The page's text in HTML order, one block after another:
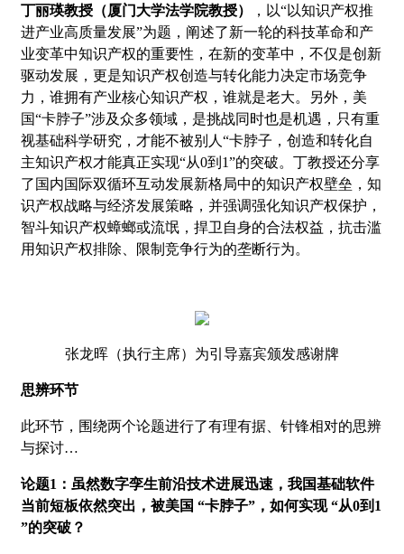
丁丽瑛教授（厦门大学法学院教授）
，以“以知识产权推
进产业高质量发展”为题，阐述了新一轮的科技革命和产
业变革中知识产权的重要性，在新的变革中，不仅是创新
驱动发展，更是知识产权创造与转化能力决定市场竞争
力，谁拥有产业核心知识产权，谁就是老大。另外，美
国“卡脖子”涉及众多领域，是挑战同时也是机遇，只有重
视基础科学研究，才能不被别人“卡脖子，创造和转化自
主知识产权才能真正实现“从0到1”的突破。丁教授还分享
了国内国际双循环互动发展新格局中的知识产权壁垒，知
识产权战略与经济发展策略，并强调强化知识产权保护，
智斗知识产权蟑螂或流氓，捍卫自身的合法权益，抗击滥
用知识产权排除、限制竞争行为的垄断行为。
张龙晖（执行主席）为引导嘉宾颁发感谢牌
思辨环节
此环节，围绕两个论题进行了有理有据、针锋相对的思辨
与探讨…
论题1：虽然数字孪生前沿技术进展迅速，我国基础软件
当前短板依然突出，被美国 “卡脖子”，如何实现 “从0到1
”的突破？